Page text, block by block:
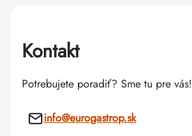
Kontakt
Potrebujete poradiť? Sme tu pre vás!
info@eurogastrop.sk